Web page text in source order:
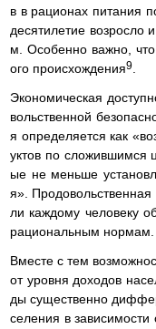
в в рационах питания
десятилетие возросло
м. Особенно важно,
ого происхождения9
Экономическая
вольственной
я определяется как
уктов по сложившимся
ые не меньше
я». Продовольственная
ли каждому человеку
рациональным нормам.
Вместе с тем
от уровня доходов
ды существенно
селения в зависимости